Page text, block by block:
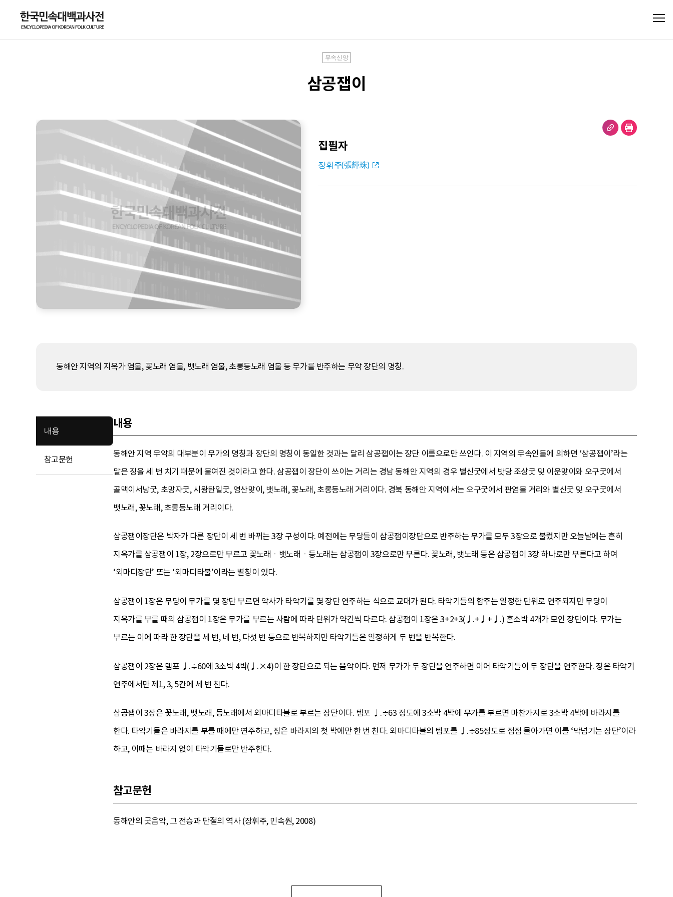
무속신앙
삼공잽이
집필자
장휘주(張輝珠)
동해안 지역의 지옥가 염불, 꽃노래 염불, 뱃노래 염불, 초롱등노래 염불 등 무가를 반주하는 무악 장단의 명칭.
내용
참고문헌
내용
동해안 지역 무악의 대부분이 무가의 명칭과 장단의 명칭이 동일한 것과는 달리 삼공잽이는 장단 이름으로만 쓰인다. 이 지역의 무속인들에 의하면 ‘삼공잽이’라는
말은 징을 세 번 치기 때문에 붙여진 것이라고 한다. 삼공잽이 장단이 쓰이는 거리는 경남 동해안 지역의 경우 별신굿에서 밧당 조상굿 및 이운맞이와 오구굿에서
골맥이서낭굿, 초망자굿, 시왕탄일굿, 영산맞이, 뱃노래, 꽃노래, 초롱등노래 거리이다. 경북 동해안 지역에서는 오구굿에서 판염불 거리와 별신굿 및 오구굿에서
뱃노래, 꽃노래, 초롱등노래 거리이다.
삼공잽이장단은 박자가 다른 장단이 세 번 바뀌는 3장 구성이다. 예전에는 무당들이 삼공잽이장단으로 반주하는 무가를 모두 3장으로 불렀지만 오늘날에는 흔히
지옥가를 삼공잽이 1장, 2장으로만 부르고 꽃노래ㆍ뱃노래ㆍ등노래는 삼공잽이 3장으로만 부른다. 꽃노래, 뱃노래 등은 삼공잽이 3장 하나로만 부른다고 하여
‘외마디장단’ 또는 ‘외마디타불’이라는 별칭이 있다.
삼공잽이 1장은 무당이 무가를 몇 장단 부르면 악사가 타악기를 몇 장단 연주하는 식으로 교대가 된다. 타악기들의 합주는 일정한 단위로 연주되지만 무당이
지옥가를 부를 때의 삼공잽이 1장은 무가를 부르는 사람에 따라 단위가 약간씩 다르다. 삼공잽이 1장은 3+2+3(♩.+♩+♩.) 혼소박 4개가 모인 장단이다. 무가는
부르는 이에 따라 한 장단을 세 번, 네 번, 다섯 번 등으로 반복하지만 타악기들은 일정하게 두 번을 반복한다.
삼공잽이 2장은 템포 ♩.≑60에 3소박 4박(♩.×4)이 한 장단으로 되는 음악이다. 먼저 무가가 두 장단을 연주하면 이어 타악기들이 두 장단을 연주한다. 징은 타악기
연주에서만 제1, 3, 5칸에 세 번 친다.
삼공잽이 3장은 꽃노래, 뱃노래, 등노래에서 외마디타불로 부르는 장단이다. 템포 ♩.≑63 정도에 3소박 4박에 무가를 부르면 마찬가지로 3소박 4박에 바라지를
한다. 타악기들은 바라지를 부를 때에만 연주하고, 징은 바라지의 첫 박에만 한 번 친다. 외마디타불의 템포를 ♩.≑85정도로 점점 몰아가면 이를 ‘막넘기는 장단’이라
하고, 이때는 바라지 없이 타악기들로만 반주한다.
참고문헌
동해안의 굿음악, 그 전승과 단절의 역사 (장휘주, 민속원, 2008)